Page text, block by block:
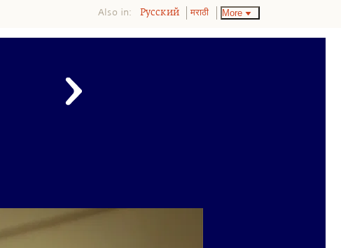
Also in: Pусский मराठी More